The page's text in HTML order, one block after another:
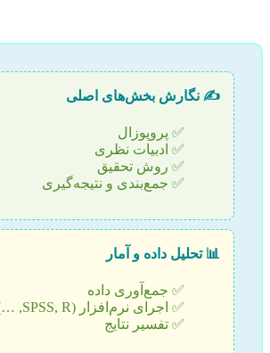
✍️ نگارش بخش‌های اصلی
✅ پروپوزال
✅ ادبیات نظری
✅ روش تحقیق
✅ جمع‌بندی و نتیجه‌گیری
📊 تحلیل داده و آمار
✅ جمع‌آوری داده
✅ اجرای نرم‌افزار (SPSS, R, …)
✅ تفسیر نتایج